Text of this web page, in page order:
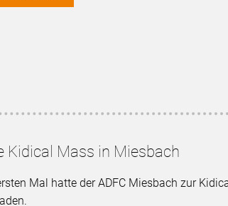
Kidical Mass in Miesbach
Mal hatte der ADFC Miesbach zur